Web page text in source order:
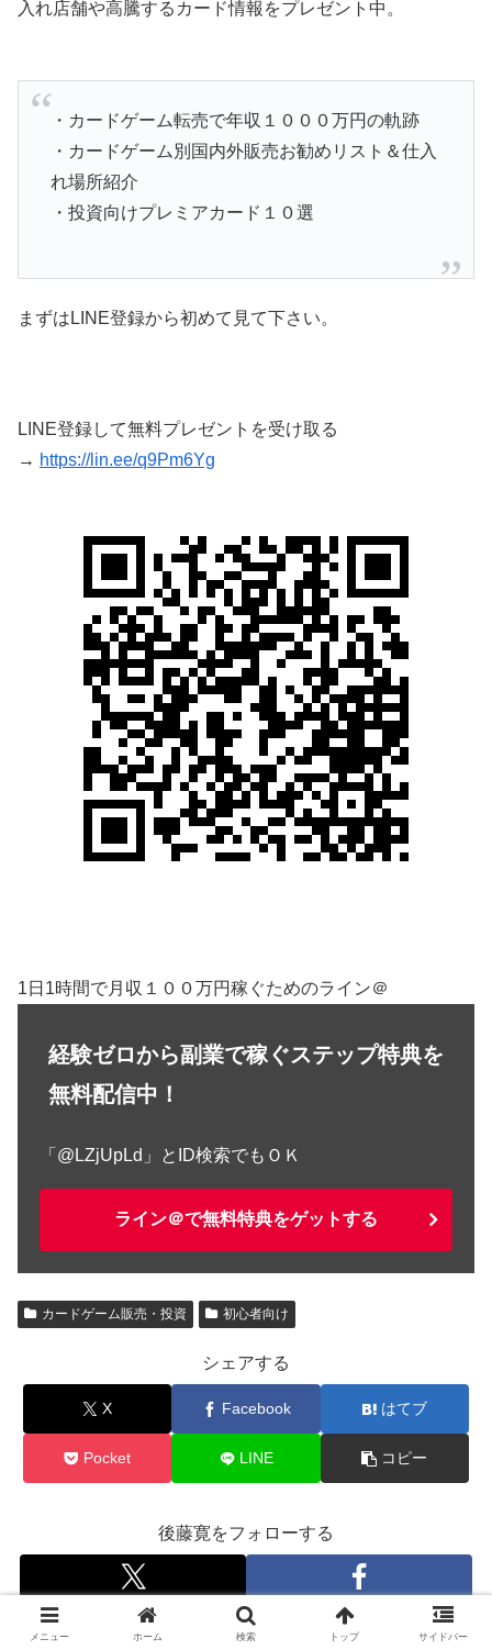
入れ店舗や高騰するカード情報をプレゼント中。
・カードゲーム転売で年収１０００万円の軌跡
・カードゲーム別国内外販売お勧めリスト＆仕入
れ場所紹介
・投資向けプレミアカード１０選
まずはLINE登録から初めて見て下さい。
LINE登録して無料プレゼントを受け取る
→ https://lin.ee/q9Pm6Yg
1日1時間で月収１００万円稼ぐためのライン＠
経験ゼロから副業で稼ぐステップ特典を
無料配信中！
「@LZjUpLd」とID検索でもＯＫ
ライン＠で無料特典をゲットする
カードゲーム販売・投資 初心者向け
シェアする
X Facebook はてブ
Pocket LINE コピー
後藤寛をフォローする
メニュー ホーム 検索 トップ サイドバー